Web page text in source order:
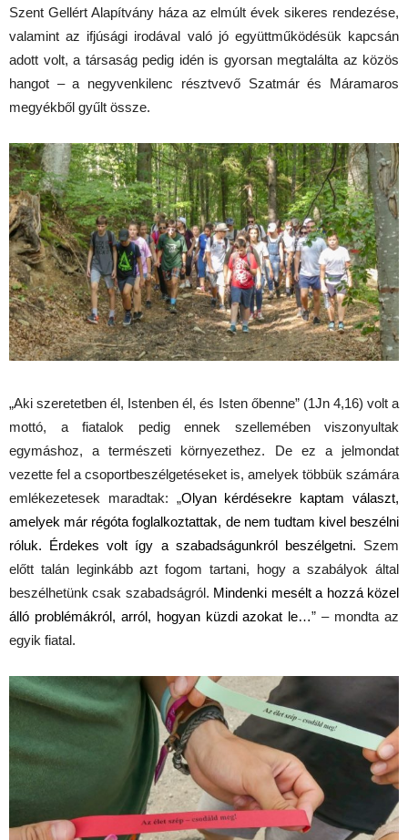
Szent Gellért Alapítvány háza az elmúlt évek sikeres rendezése,
valamint az ifjúsági irodával való jó együttműködésük kapcsán
adott volt, a társaság pedig idén is gyorsan megtalálta az közös
hangot – a negyvenkilenc résztvevő Szatmár és Máramaros
megyékből gyűlt össze.
„Aki szeretetben él, Istenben él, és Isten őbenne” (1Jn 4,16) volt a
mottó, a fiatalok pedig ennek szellemében viszonyultak
egymáshoz, a természeti környezethez. De ez a jelmondat
vezette fel a csoportbeszélgetéseket is, amelyek többük számára
emlékezetesek maradtak: „Olyan kérdésekre kaptam választ,
amelyek már régóta foglalkoztattak, de nem tudtam kivel beszélni
róluk. Érdekes volt így a szabadságunkról beszélgetni. Szem
előtt talán leginkább azt fogom tartani, hogy a szabályok által
beszélhetünk csak szabadságról. Mindenki mesélt a hozzá közel
álló problémákról, arról, hogyan küzdi azokat le…” – mondta az
egyik fiatal.